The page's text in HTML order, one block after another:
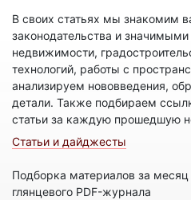
В своих статьях мы знакомим
законодательства и
недвижимости,
технологий, работы с
анализируем нововведения,
детали. Также подбираем
статьи за каждую прошедшую
Статьи и дайджесты
Подборка материалов за
глянцевого PDF-журнала